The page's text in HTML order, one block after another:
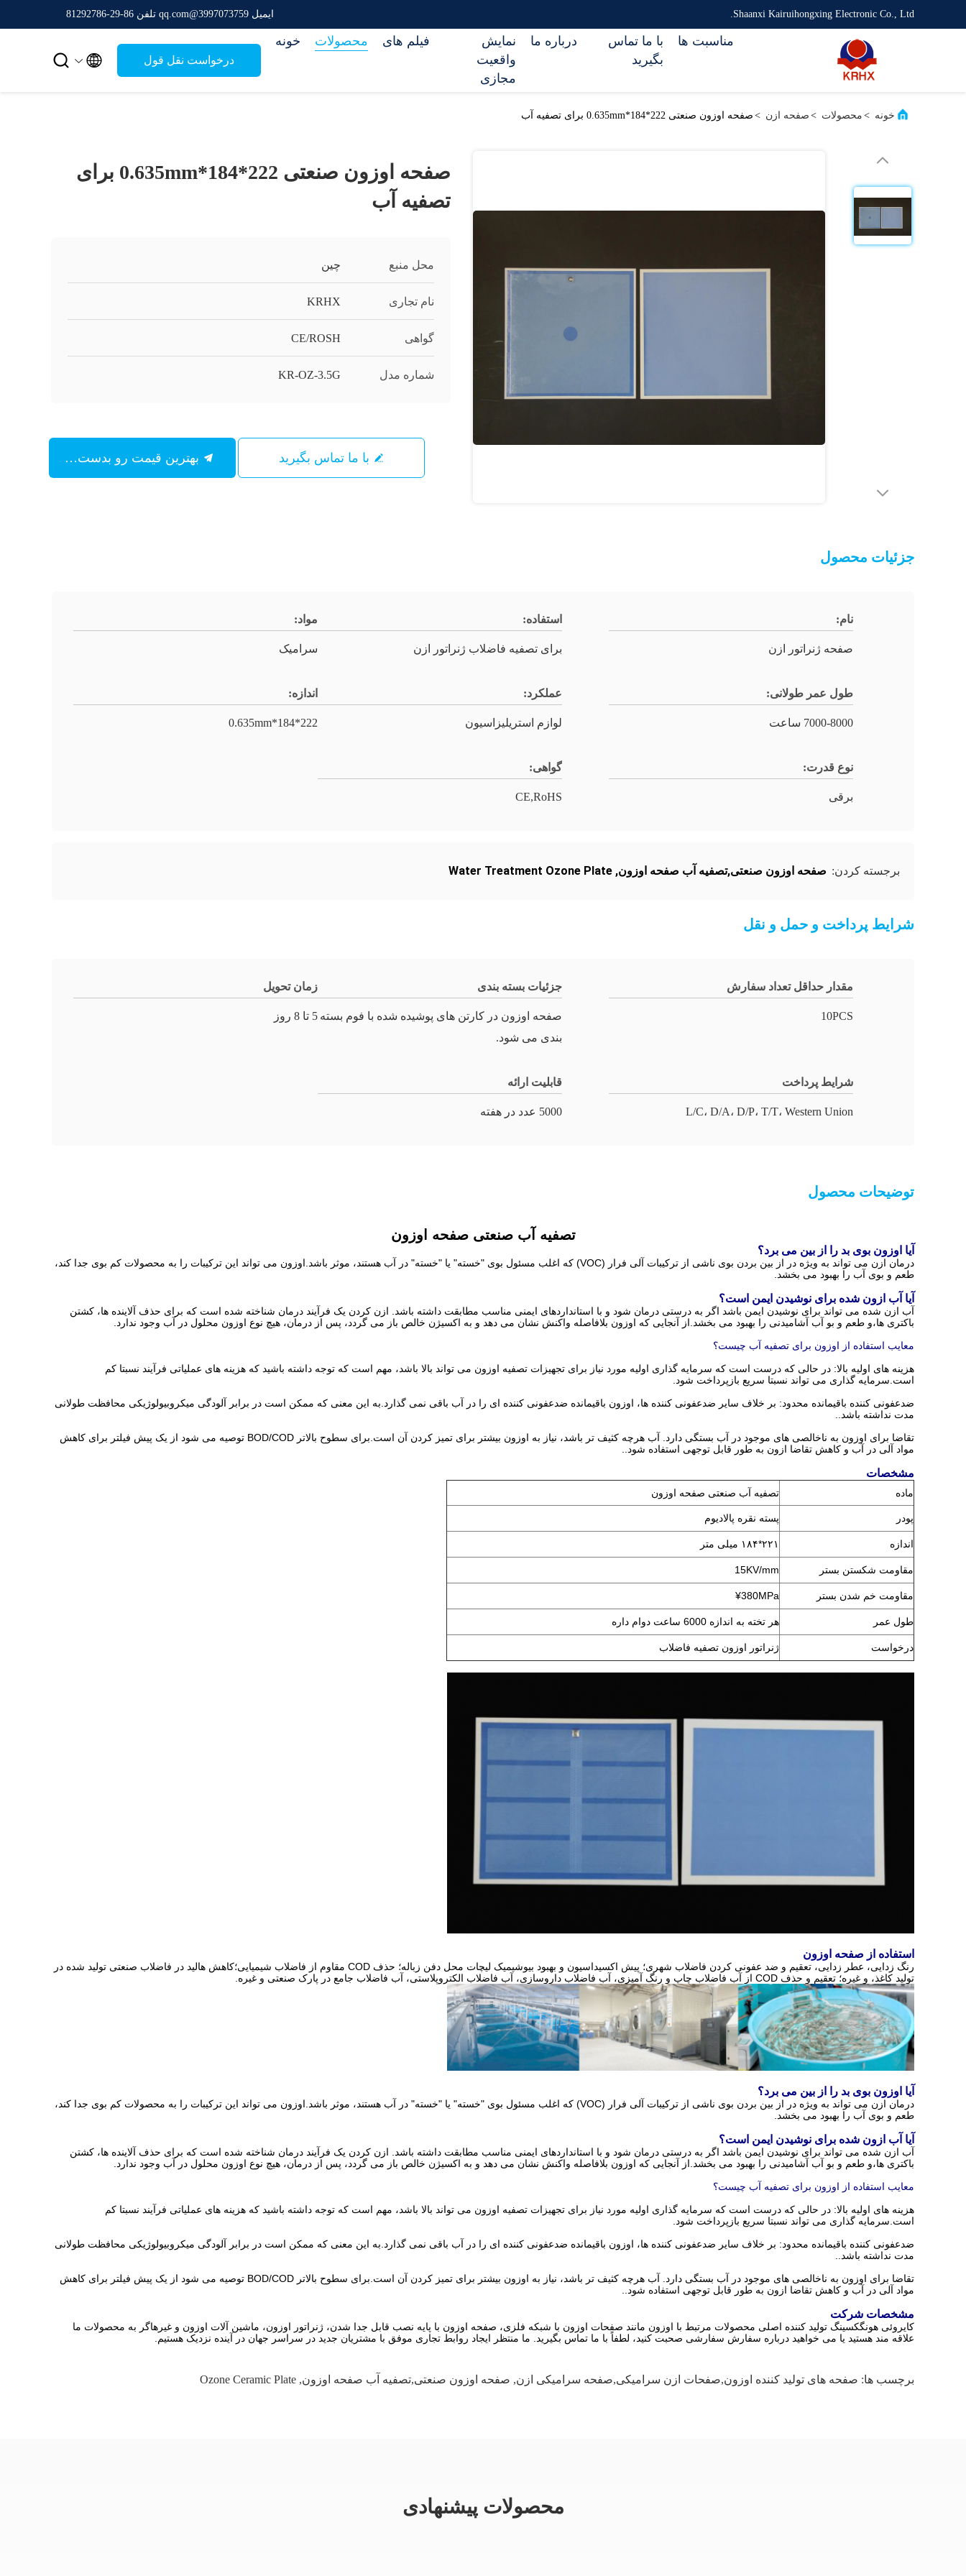
Shaanxi Kairuihongxing Electronic Co., Ltd. ایمیل 3997073759@qq.com تلفن 86-29-81292786
خونه محصولات فیلم های
نمایش
واقعیت
مجازی
درباره ما
با ما تماس
بگیرید
مناسبت ها
درخواست نقل قول 

خونه > محصولات > صفحه ازن > صفحه اوزون صنعتی 222*184*0.635mm برای تصفیه آب
صفحه اوزون صنعتی 222*184*0.635mm برای
تصفیه آب
محل منبع چین
نام تجاری KRHX
گواهی CE/ROSH
شماره مدل KR-OZ-3.5G
با ما تماس بگیرید
جزئیات محصول
نام:
صفحه ژنراتور ازن
استفاده:
برای تصفیه فاضلاب ژنراتور ازن
مواد:
سرامیک
طول عمر طولانی:
7000-8000 ساعت
عملکرد:
لوازم استریلیزاسیون
اندازه:
222*184*0.635mm
نوع قدرت:
برقی
گواهی:
CE,RoHS
برجسته کردن: صفحه اوزون صنعتی,تصفیه آب صفحه اوزون,
Water Treatment Ozone Plate
شرایط پرداخت و حمل و نقل
مقدار حداقل تعداد سفارش
10PCS
جزئیات بسته بندی
صفحه اوزون در کارتن های پوشیده شده با فوم بسته
بندی می شود.
زمان تحویل
5 تا 8 روز
شرایط پرداخت
L/C، D/A، D/P، T/T، Western Union
قابلیت ارائه
5000 عدد در هفته
توضیحات محصول
تصفیه آب صنعتی صفحه اوزون
آیا اوزون بوی بد را از بین می برد؟
درمان ازن می تواند به ویژه در از بین بردن بوی ناشی از ترکیبات آلی فرار (VOC) که اغلب مسئول بوی "خسته" یا "خسته" در آب هستند، موثر باشد.اوزون می تواند این ترکیبات را به محصولات کم بوی جدا کند،
طعم و بوی آب را بهبود می بخشد.
آیا آب ازون شده برای نوشیدن ایمن است؟
آب ازن شده می تواند برای نوشیدن ایمن باشد اگر به درستی درمان شود و با استانداردهای ایمنی مناسب مطابقت داشته باشد. ازن کردن یک فرآیند درمان شناخته شده است که برای حذف آلاینده ها، کشتن
باکتری ها،و طعم و بو آب آشامیدنی را بهبود می بخشد.از آنجایی که اوزون بلافاصله واکنش نشان می دهد و به اکسیژن خالص باز می گردد، پس از درمان، هیچ نوع اوزون محلول در آب وجود ندارد.
معایب استفاده از اوزون برای تصفیه آب چیست؟
هزینه های اولیه بالا: در حالی که درست است که سرمایه گذاری اولیه مورد نیاز برای تجهیزات تصفیه اوزون می تواند بالا باشد، مهم است که توجه داشته باشید که هزینه های عملیاتی فرآیند نسبتا کم
است.سرمایه گذاری می تواند نسبتا سریع بازپرداخت شود.
ضدعفونی کننده باقیمانده محدود: بر خلاف سایر ضدعفونی کننده ها، اوزون باقیمانده ضدعفونی کننده ای را در آب باقی نمی گذارد.به این معنی که ممکن است در برابر آلودگی میکروبیولوژیکی محافظت طولانی
مدت نداشته باشد..
تقاضا برای اوزون به ناخالصی های موجود در آب بستگی دارد. آب هرچه کثیف تر باشد، نیاز به اوزون بیشتر برای تمیز کردن آن است.برای سطوح بالاتر BOD/COD توصیه می شود از یک پیش فیلتر برای کاهش
مواد آلی در آب و کاهش تقاضا ازون به طور قابل توجهی استفاده شود..
مشخصات
ماده تصفیه آب صنعتی صفحه اوزون
پودر پسته نقره پالادیوم
اندازه ۲۲۱*۱۸۴ میلی متر
مقاومت شکستن بستر 15KV/mm
مقاومت خم شدن بستر ¥380MPa
طول عمر هر تخته به اندازه 6000 ساعت دوام داره
درخواست ژنراتور اوزون تصفیه فاضلاب
استفاده از صفحه اوزون
رنگ زدایی، عطر زدایی، تعقیم و ضد عفونی کردن فاضلاب شهری؛ پیش اکسیداسیون و بهبود بیوشیمیک لیچات محل دفن زباله؛ حذف COD مقاوم از فاضلاب شیمیایی؛کاهش هالید در فاضلاب صنعتی تولید شده در
تولید کاغذ، و غیره؛ تعقیم و حذف COD از آب فاضلاب چاپ و رنگ آمیزی، آب فاضلاب داروسازی، آب فاضلاب الکتروپلاستی، آب فاضلاب جامع در پارک صنعتی و غیره.
آیا اوزون بوی بد را از بین می برد؟
درمان ازن می تواند به ویژه در از بین بردن بوی ناشی از ترکیبات آلی فرار (VOC) که اغلب مسئول بوی "خسته" یا "خسته" در آب هستند، موثر باشد.اوزون می تواند این ترکیبات را به محصولات کم بوی جدا کند،
طعم و بوی آب را بهبود می بخشد.
آیا آب ازون شده برای نوشیدن ایمن است؟
آب ازن شده می تواند برای نوشیدن ایمن باشد اگر به درستی درمان شود و با استانداردهای ایمنی مناسب مطابقت داشته باشد. ازن کردن یک فرآیند درمان شناخته شده است که برای حذف آلاینده ها، کشتن
باکتری ها،و طعم و بو آب آشامیدنی را بهبود می بخشد.از آنجایی که اوزون بلافاصله واکنش نشان می دهد و به اکسیژن خالص باز می گردد، پس از درمان، هیچ نوع اوزون محلول در آب وجود ندارد.
معایب استفاده از اوزون برای تصفیه آب چیست؟
هزینه های اولیه بالا: در حالی که درست است که سرمایه گذاری اولیه مورد نیاز برای تجهیزات تصفیه اوزون می تواند بالا باشد، مهم است که توجه داشته باشید که هزینه های عملیاتی فرآیند نسبتا کم
است.سرمایه گذاری می تواند نسبتا سریع بازپرداخت شود.
ضدعفونی کننده باقیمانده محدود: بر خلاف سایر ضدعفونی کننده ها، اوزون باقیمانده ضدعفونی کننده ای را در آب باقی نمی گذارد.به این معنی که ممکن است در برابر آلودگی میکروبیولوژیکی محافظت طولانی
مدت نداشته باشد..
تقاضا برای اوزون به ناخالصی های موجود در آب بستگی دارد. آب هرچه کثیف تر باشد، نیاز به اوزون بیشتر برای تمیز کردن آن است.برای سطوح بالاتر BOD/COD توصیه می شود از یک پیش فیلتر برای کاهش
مواد آلی در آب و کاهش تقاضا ازون به طور قابل توجهی استفاده شود..
مشخصات شرکت
کایروئی هونگکسینگ تولید کننده اصلی محصولات مرتبط با اوزون مانند صفحات اوزون با شبکه فلزی، صفحه اوزون با پایه نصب قابل جدا شدن، ژنراتور اوزون، ماشین آلات اوزون و غیرهاگر به محصولات ما
علاقه مند هستید یا می خواهید درباره سفارش سفارشی صحبت کنید، لطفاً با ما تماس بگیرید. ما منتظر ایجاد روابط تجاری موفق با مشتریان جدید در سراسر جهان در آینده نزدیک هستیم.
برچسب ها: صفحه های تولید کننده اوزون,صفحات ازن سرامیکی,صفحه سرامیکی ازن, صفحه اوزون صنعتی,تصفیه آب صفحه اوزون,
Ozone Ceramic Plate
محصولات پیشنهادی